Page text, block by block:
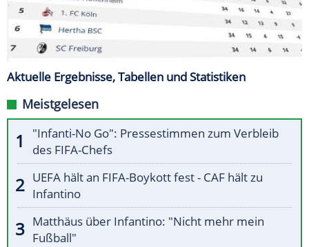
Aktuelle Ergebnisse, Tabellen und Statistiken
Meistgelesen
"Infanti-No Go": Pressestimmen zum Verbleib
des FIFA-Chefs
UEFA hält an FIFA-Boykott fest - CAF hält zu
Infantino
Matthäus über Infantino: "Nicht mehr mein
Fußball"